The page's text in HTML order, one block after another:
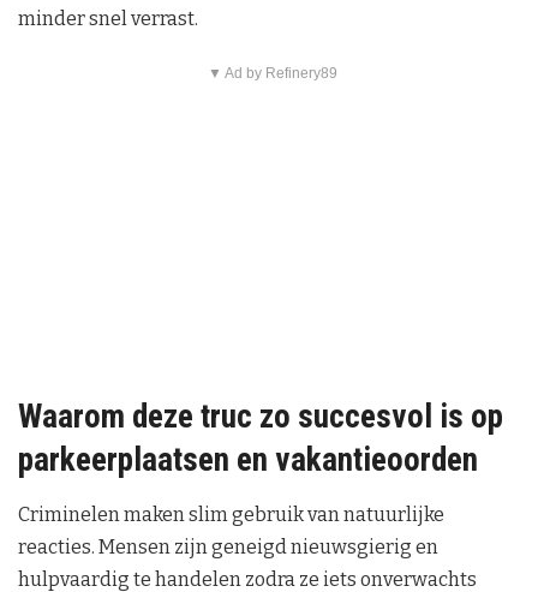
minder snel verrast.
▼ Ad by Refinery89
Waarom deze truc zo succesvol is op
parkeerplaatsen en vakantieoorden
Criminelen maken slim gebruik van natuurlijke
reacties. Mensen zijn geneigd nieuwsgierig en
hulpvaardig te handelen zodra ze iets onverwachts